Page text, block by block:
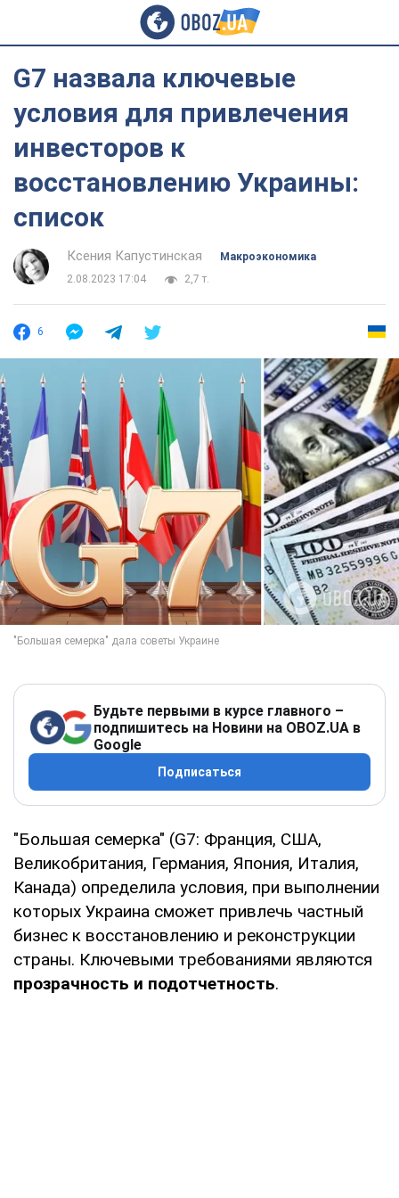
G7 назвала ключевые
условия для привлечения
инвесторов к
восстановлению Украины:
список
Ксения Капустинская
Mакроэкономика
2.08.2023 17:04
2,7 т.
6
Будьте первыми в курсе главного –
подпишитесь на Новини на OBOZ.UA в
Google
Подписаться
"Большая семерка" (G7: Франция, США,
Великобритания, Германия, Япония, Италия,
Канада) определила условия, при выполнении
которых Украина сможет привлечь частный
бизнес к восстановлению и реконструкции
страны. Ключевыми требованиями являются
прозрачность и подотчетность.